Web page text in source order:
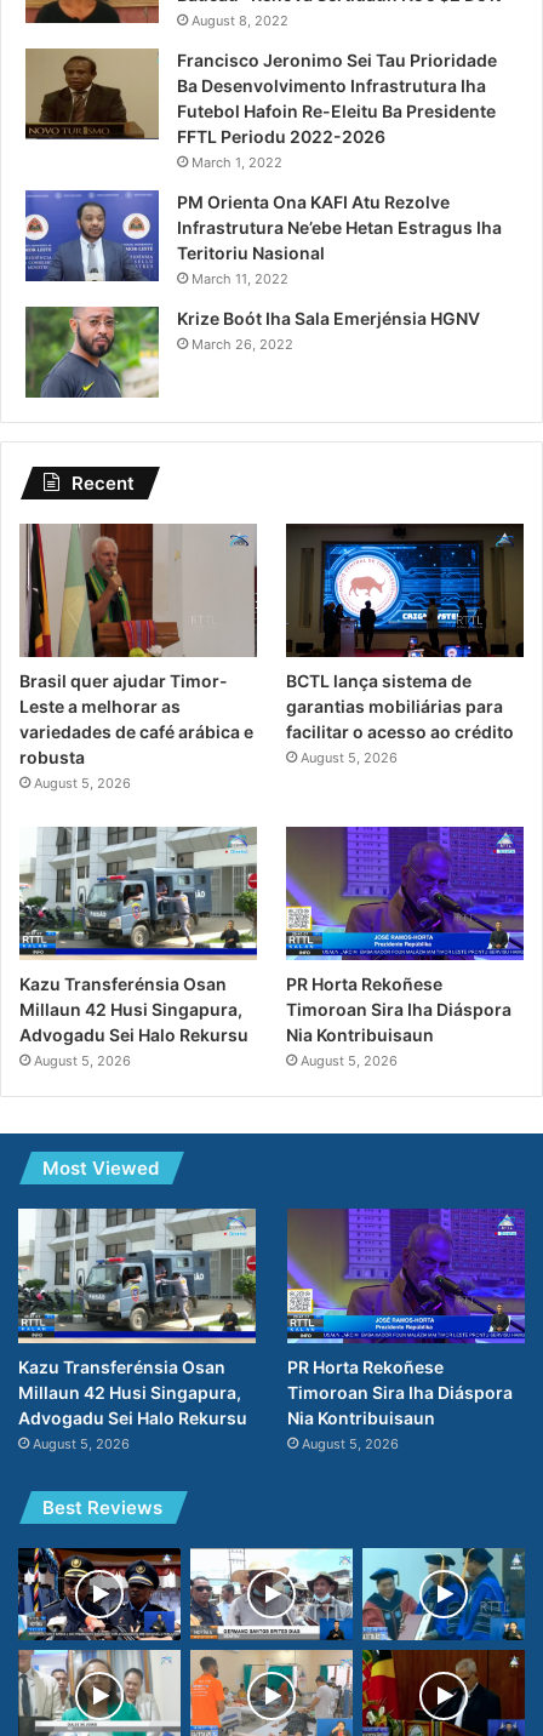
August 8, 2022
Francisco Jeronimo Sei Tau Prioridade
Ba Desenvolvimento Infrastrutura Iha
Futebol Hafoin Re-Eleitu Ba Presidente
FFTL Periodu 2022-2026
March 1, 2022
PM Orienta Ona KAFI Atu Rezolve
Infrastrutura Ne’ebe Hetan Estragus Iha
Teritoriu Nasional
March 11, 2022
Krize Boót Iha Sala Emerjénsia HGNV
March 26, 2022
Recent
Brasil quer ajudar Timor-
Leste a melhorar as
variedades de café arábica e
robusta
August 5, 2026
BCTL lança sistema de
garantias mobiliárias para
facilitar o acesso ao crédito
August 5, 2026
Kazu Transferénsia Osan
Millaun 42 Husi Singapura,
Advogadu Sei Halo Rekursu
August 5, 2026
PR Horta Rekoñese
Timoroan Sira Iha Diáspora
Nia Kontribuisaun
August 5, 2026
Most Viewed
Kazu Transferénsia Osan
Millaun 42 Husi Singapura,
Advogadu Sei Halo Rekursu
August 5, 2026
PR Horta Rekoñese
Timoroan Sira Iha Diáspora
Nia Kontribuisaun
August 5, 2026
Best Reviews